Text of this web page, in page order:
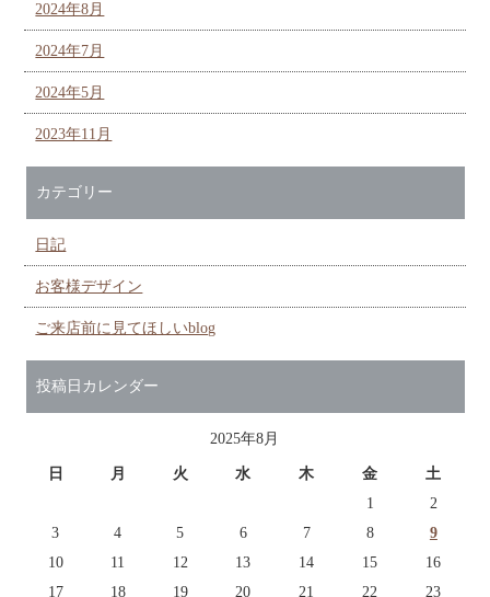
2024年8月
2024年7月
2024年5月
2023年11月
カテゴリー
日記
お客様デザイン
ご来店前に見てほしいblog
投稿日カレンダー
2025年8月
日 月 火 水 木 金
土
1
2
3
4 5 6 7 8
9
10
11 12 13 14 15
16
17
18 19 20 21 22 23